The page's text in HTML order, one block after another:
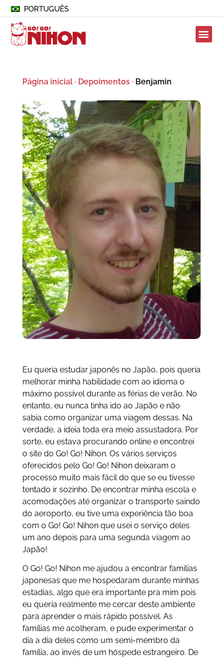
PORTUGUÊS
Página inicial· Depoimentos· Benjamin
Eu queria estudar japonês no Japão, pois queria
melhorar minha habilidade com ao idioma o
máximo possível durante as férias de verão. No
entanto, eu nunca tinha ido ao Japão e não
sabia como organizar uma viagem dessas. Na
verdade, a ideia toda era meio assustadora. Por
sorte, eu estava procurando online e encontrei
o site do Go! Go! Nihon. Os vários serviços
oferecidos pelo Go! Go! Nihon deixaram o
processo muito mais fácil do que se eu tivesse
tentado ir sozinho. De encontrar minha escola e
acomodações até organizar o transporte saindo
do aeroporto, eu tive uma experiência tão boa
com o Go! Go! Nihon que usei o serviço deles
um ano depois para uma segunda viagem ao
Japão!
O Go! Go! Nihon me ajudou a encontrar famílias
japonesas que me hospedaram durante minhas
estadias, algo que era importante pra mim pois
eu queria realmente me cercar deste ambiente
para aprender o mais rápido possível. As
famílias me acolheram, e pude experimentar o
dia a dia deles como um semi-membro da
família, ao invés de um hóspede estrangeiro. De